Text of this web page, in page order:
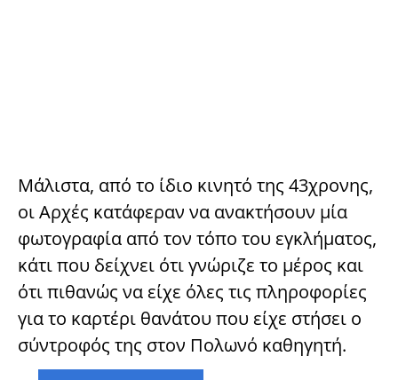
Μάλιστα, από το ίδιο κινητό της 43χρονης,
οι Αρχές κατάφεραν να ανακτήσουν μία
φωτογραφία από τον τόπο του εγκλήματος,
κάτι που δείχνει ότι γνώριζε το μέρος και
ότι πιθανώς να είχε όλες τις πληροφορίες
για το καρτέρι θανάτου που είχε στήσει ο
σύντροφός της στον Πολωνό καθηγητή.